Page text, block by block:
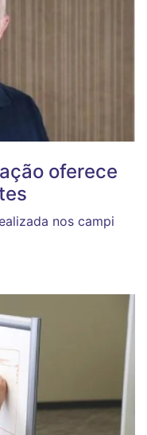
oferece
nos campi